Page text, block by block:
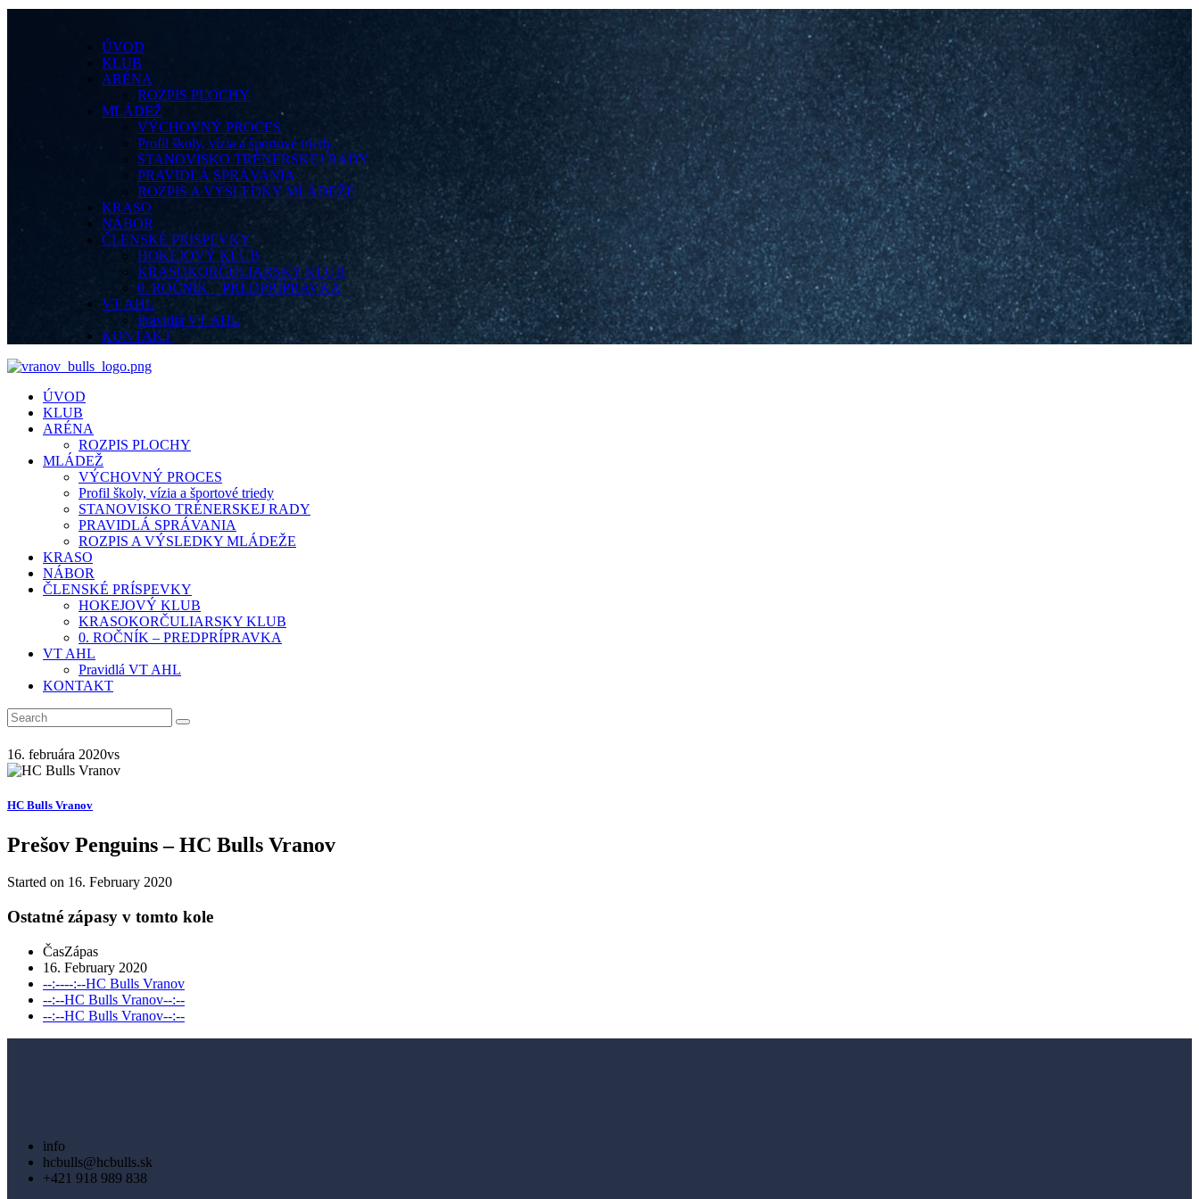
ÚVOD
KLUB
ARÉNA
ROZPIS PLOCHY
MLÁDEŽ
VÝCHOVNÝ PROCES
Profil školy, vízia a športové triedy
STANOVISKO TRÉNERSKEJ RADY
PRAVIDLÁ SPRÁVANIA
ROZPIS A VÝSLEDKY MLÁDEŽE
KRASO
NÁBOR
ČLENSKÉ PRÍSPEVKY
HOKEJOVÝ KLUB
KRASOKORČULIARSKY KLUB
0. ROČNÍK – PREDPRÍPRAVKA
VT AHL
Pravidlá VT AHL
KONTAKT
ÚVOD
KLUB
ARÉNA
ROZPIS PLOCHY
MLÁDEŽ
VÝCHOVNÝ PROCES
Profil školy, vízia a športové triedy
STANOVISKO TRÉNERSKEJ RADY
PRAVIDLÁ SPRÁVANIA
ROZPIS A VÝSLEDKY MLÁDEŽE
KRASO
NÁBOR
ČLENSKÉ PRÍSPEVKY
HOKEJOVÝ KLUB
KRASOKORČULIARSKY KLUB
0. ROČNÍK – PREDPRÍPRAVKA
VT AHL
Pravidlá VT AHL
KONTAKT
16. februára 2020vs
HC Bulls Vranov
Prešov Penguins – HC Bulls Vranov
Started on 16. February 2020
Ostatné zápasy v tomto kole
ČasZápas
16. February 2020
--:----:--HC Bulls Vranov
--:--HC Bulls Vranov--:--
--:--HC Bulls Vranov--:--
info
hcbulls@hcbulls.sk
+421 918 989 838